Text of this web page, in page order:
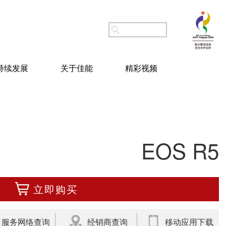
续发展 关于佳能 精彩视频
EOS R5
立即购买
服务网络查询 经销商查询 移动应用下载